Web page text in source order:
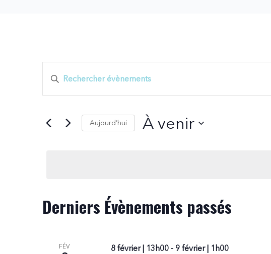
Recherche
et
navigation
vues
Évènements
Saisir
Évènements
Aujourd’hui À venir
Derniers Évènements passés
FÉV 8 février | 13h00- 9 février | 1h00